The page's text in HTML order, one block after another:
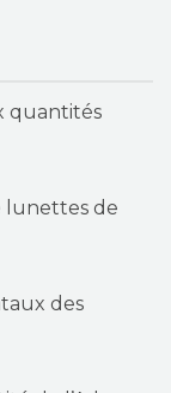
quantités
lunettes de
des